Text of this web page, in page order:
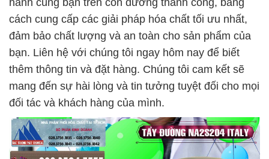
hành cùng bạn trên con đường thành công, bằng
cách cung cấp các giải pháp hóa chất tối ưu nhất,
đảm bảo chất lượng và an toàn cho sản phẩm của
bạn. Liên hệ với chúng tôi ngay hôm nay để biết
thêm thông tin và đặt hàng. Chúng tôi cam kết sẽ
mang đến sự hài lòng và tin tưởng tuyệt đối cho mọi
đối tác và khách hàng của mình.